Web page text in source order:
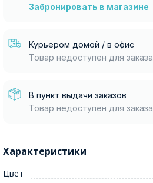
Забронировать в магазине
Курьером домой / в офис
Товар недоступен для заказа
В пункт выдачи заказов
Товар недоступен для заказа
Характеристики
Цвет